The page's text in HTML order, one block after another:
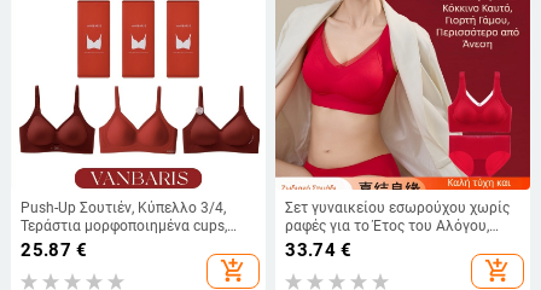
Push-Up Σουτιέν, Κύπελλο 3/4,
Τεράστια μορφοποιημένα cups,
Νάιλον με 70% Σπάντεξ, Επένδυση
30% Σπάντεξ, Κούμπωμα στην
πλάτη με τέσσερις σειρές γαντζών
25.87 €
add_shopping_cart
Σετ γυναικείου εσωρούχου χωρίς
ραφές για το Έτος του Αλόγου,
ασύρματο κόκκινο σουτιέν με
ελαφριά στήριξη για μικρό στήθος,
σετ σουτιέν και εσωρούχων
33.74€
add_shopping_cart